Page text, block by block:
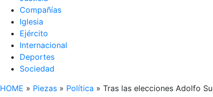
Compañías
Iglesia
Ejército
Internacional
Deportes
Sociedad
HOME » Piezas » Política » Tras las elecciones Adolfo